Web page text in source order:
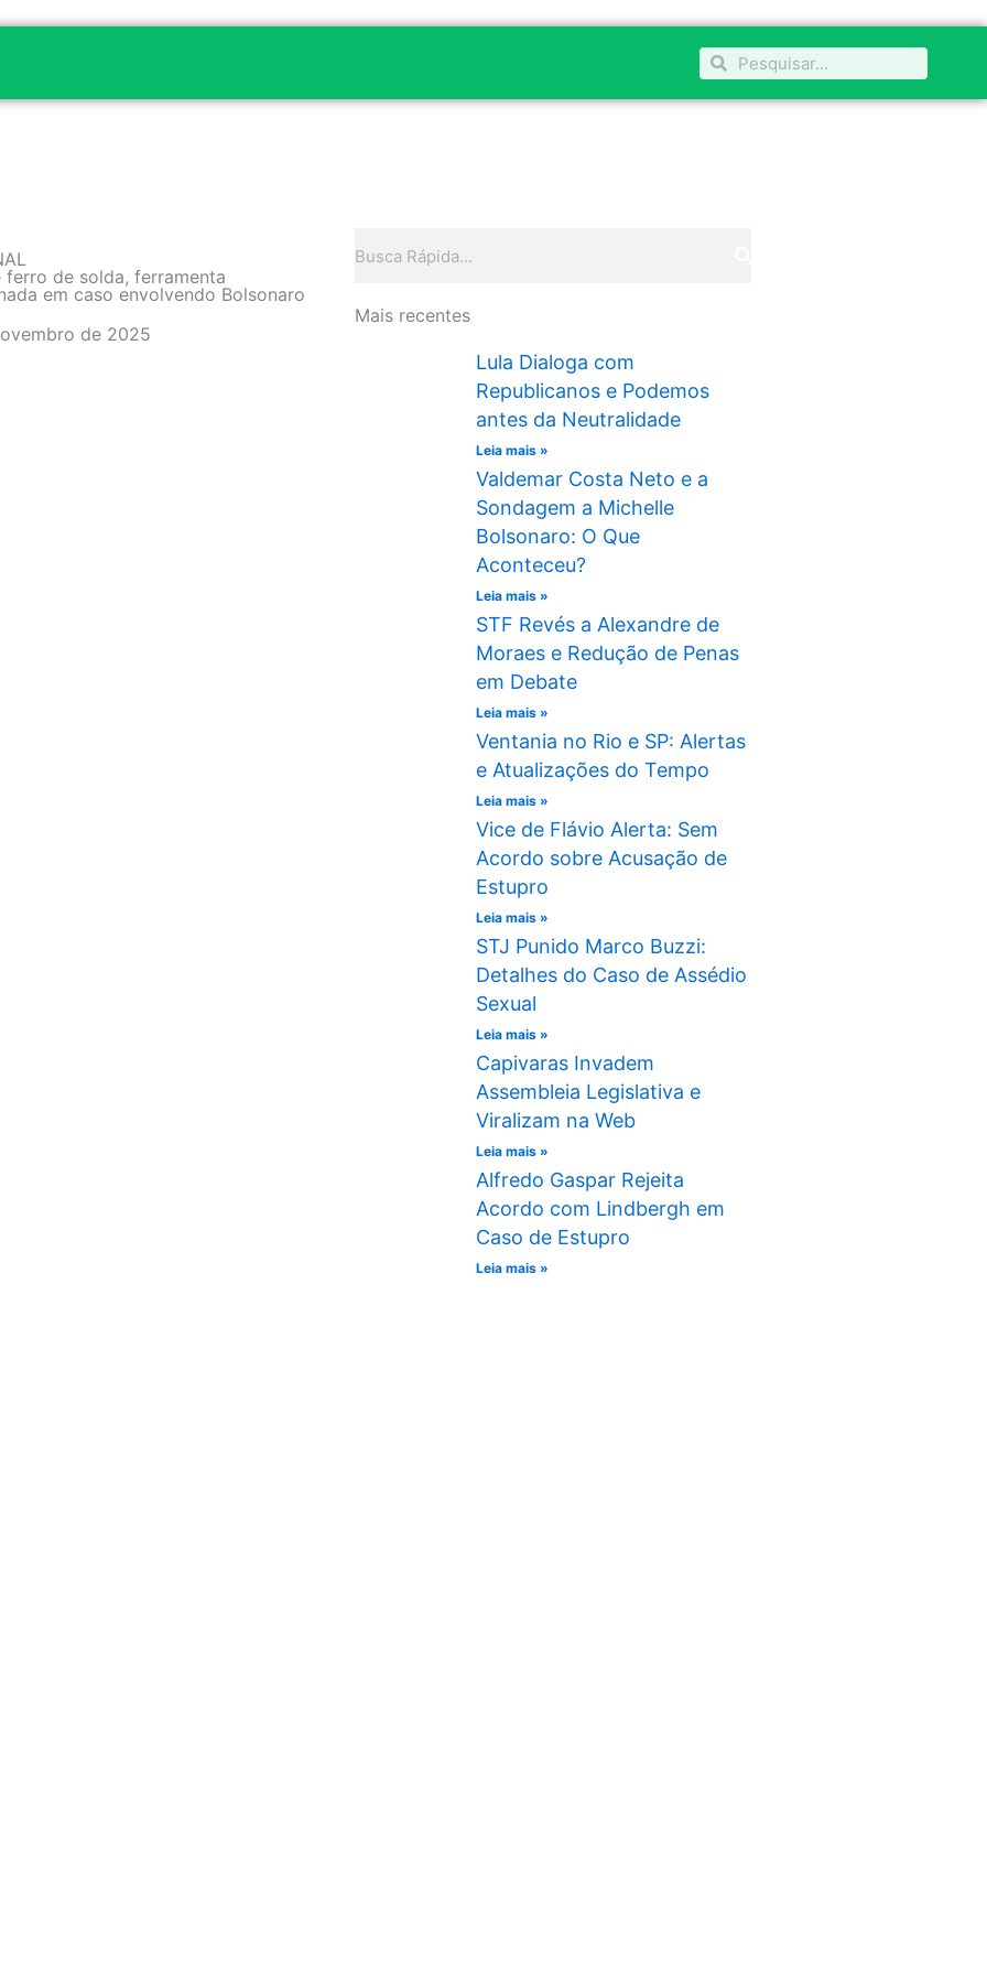
Pesquisar
Pesquisar
ferro de solda, ferramenta
em caso envolvendo Bolsonaro
de 2025
Mais recentes
Lula Dialoga com
Republicanos e Podemos
antes da Neutralidade
Leia mais »
Valdemar Costa Neto e a
Sondagem a Michelle
Bolsonaro: O Que
Aconteceu?
Leia mais »
STF Revés a Alexandre de
Moraes e Redução de Penas
em Debate
Leia mais »
Ventania no Rio e SP: Alertas
e Atualizações do Tempo
Leia mais »
Vice de Flávio Alerta: Sem
Acordo sobre Acusação de
Estupro
Leia mais »
STJ Punido Marco Buzzi:
Detalhes do Caso de Assédio
Sexual
Leia mais »
Capivaras Invadem
Assembleia Legislativa e
Viralizam na Web
Leia mais »
Alfredo Gaspar Rejeita
Acordo com Lindbergh em
Caso de Estupro
Leia mais »